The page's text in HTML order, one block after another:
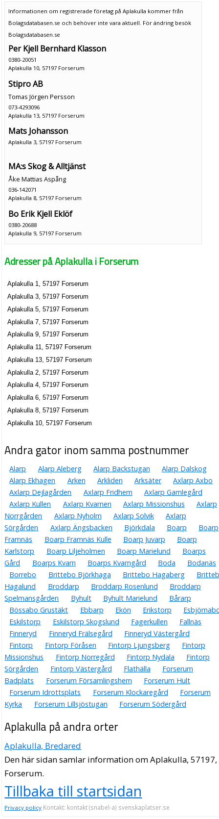
Informationen om registrerade företag på Aplakulla kommer från
Bolagsdatabasen.se och behöver inte vara aktuell. För ändring besök
Bolagsdatabasen.se
Per Kjell Bernhard Klasson
0380-20051
Aplakulla 10, 57197 Forserum
Stipro AB
Tomas Jörgen Persson
073-4293096
Aplakulla 13, 57197 Forserum
Mats Johansson
Aplakulla 3, 57197 Forserum
MA:s Skog & Alltjänst
Åke Mattias Aspång
036-142071
Aplakulla 8, 57197 Forserum
Bo Erik Kjell Eklöf
0380-20688
Aplakulla 9, 57197 Forserum
Adresser på Aplakulla i Forserum
Aplakulla 1, 57197 Forserum
Aplakulla 3, 57197 Forserum
Aplakulla 5, 57197 Forserum
Aplakulla 7, 57197 Forserum
Aplakulla 9, 57197 Forserum
Aplakulla 11, 57197 Forserum
Aplakulla 13, 57197 Forserum
Aplakulla 2, 57197 Forserum
Aplakulla 4, 57197 Forserum
Aplakulla 6, 57197 Forserum
Aplakulla 8, 57197 Forserum
Aplakulla 10, 57197 Forserum
Andra gator inom samma postnummer
Alarp Alarp Aleberg Alarp Backstugan
Alarp Dalskog
Alarp Ekhagen
Arken Arkliden Arksäter
Axlarp Axbo
Axlarp Dejlagården
Axlarp Fridhem
Axlarp Gamlegård
Axlarp Kullen
Axlarp Kvarnen Axlarp Missionshus
Axlarp
Norrgården
Axlarp Nyholm Axlarp Solvik
Axlarp
Sörgården
Axlarp Ängsbacken Björkdala Boarp
Boarp
Framnäs
Boarp Framnäs Kulle Boarp Juvarp
Boarp
Karlstorp
Boarp Liljeholmen Boarp Marielund
Boarps
Gård
Boarps Kvarn Boarps Kvarngård Boda
Bodanäs
Borrebo
Brittebo Björkhaga Brittebo Hagaberg
Hagalund
Broddarp Broddarp Rosenlund
Broddarp
Spelmansgården
Byhult Byhult Marielund
Bårarp
Bössabo Grustäkt
Ebbarp Ekön Erikstorp
Eskilstorp
Eskilstorp Skogslund Fagerkullen
Fallnäs
Finneryd
Finneryd Frälsegård
Finneryd Västergård
Fintorp
Fintorp Föråsen Fintorp Ljungsberg
Fintorp
Missionshus
Fintorp Norregård Fintorp Nydala
Fintorp
Sörgården
Fintorp Västergård Flathälla
Forserum
Badplats
Forserum Församlingshem
Forserum Hult
Forserum Idrottsplats
Forserum Klockaregård
Forserum
Kyrka
Forserum Lillsjöstugan Forserum Södergård
Aplakulla på andra orter
Aplakulla, Bredared
Den här sidan samlar information om Aplakulla, 57197,
Forserum.
Tillbaka till startsidan
Privacy policy Kontakt: kontakt (snabel-a) svenskaplatser.se